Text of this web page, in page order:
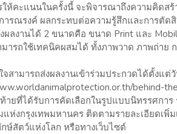
ห้คะแนนในครั้งนี้ จะพิจารณาถึงความคิดส
ารณรงค์ ผลกระทบต่อความรู้สึกและการตัด
ผลงานได้ 2 ขนาดคือ ขนาด Print และ
มารถใช้เทคนิคผสมได้ ทั้งภาพวาด ภาพถ่าย
สามารถส่งผลงานเข้าร่วมประกวดได้ตั้งแ
behind-
ายที่ได้รับการคัดเลือกในรูปแบบนิทรรศกา
ห่งกรุงเทพมหานคร ติดตามรายละเอียดเพิ่
ษ์สัตว์แห่งโลก หรือทางเว็บไซต์